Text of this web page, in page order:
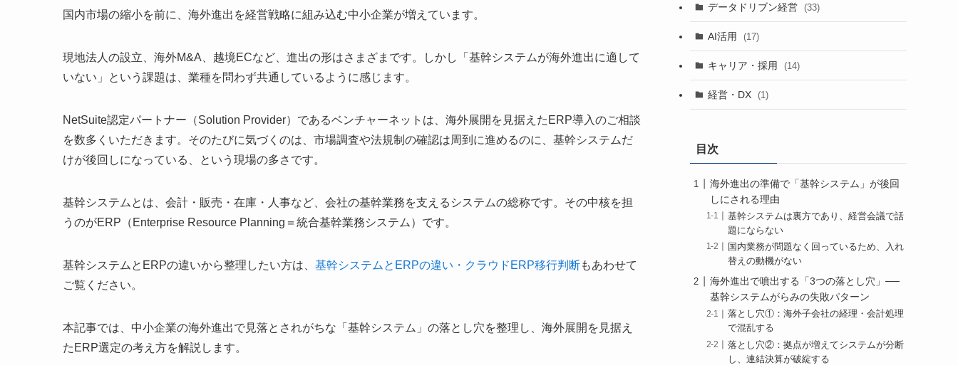
国内市場の縮小を前に、海外進出を経営戦略に組み込む中小企業が増えています。
現地法人の設立、海外M&A、越境ECなど、進出の形はさまざまです。しかし「基幹システムが海外進出に適して
いない」という課題は、業種を問わず共通しているように感じます。
NetSuite認定パートナー（Solution Provider）であるベンチャーネットは、海外展開を見据えたERP導入のご相談
を数多くいただきます。そのたびに気づくのは、市場調査や法規制の確認は周到に進めるのに、基幹システムだ
けが後回しになっている、という現場の多さです。
基幹システムとは、会計・販売・在庫・人事など、会社の基幹業務を支えるシステムの総称です。その中核を担
うのがERP（Enterprise Resource Planning＝統合基幹業務システム）です。
基幹システムとERPの違いから整理したい方は、 基幹システムとERPの違い・クラウドERP移行判断もあわせて
ご覧ください。
本記事では、中小企業の海外進出で見落とされがちな「基幹システム」の落とし穴を整理し、海外展開を見据え
たERP選定の考え方を解説します。
データドリブン経営 (33)
AI活用 (17)
キャリア・採用 (14)
経営・DX (1)
目次
海外進出の準備で「基幹システム」が後回
しにされる理由
基幹システムは裏方であり、経営会議で話
題にならない
国内業務が問題なく回っているため、入れ
替えの動機がない
海外進出で噴出する「3つの落とし穴」──
基幹システムがらみの失敗パターン
落とし穴①：海外子会社の経理・会計処理
で混乱する
落とし穴②：拠点が増えてシステムが分断
し、連結決算が破綻する